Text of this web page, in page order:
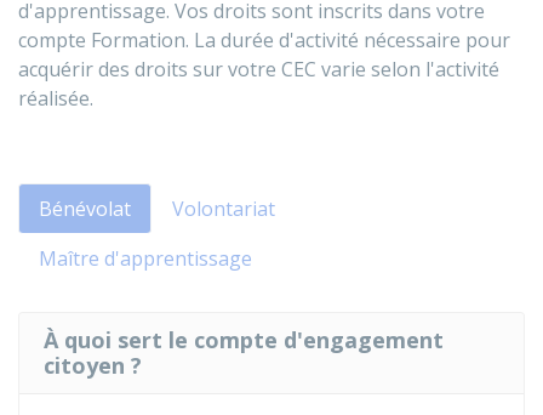
d'apprentissage. Vos droits sont inscrits dans votre
compte Formation. La durée d'activité nécessaire pour
acquérir des droits sur votre CEC varie selon l'activité
réalisée.
Bénévolat
Volontariat
Maître d'apprentissage
À quoi sert le compte d'engagement
citoyen ?